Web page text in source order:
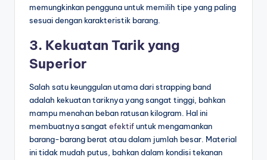
memungkinkan pengguna untuk memilih tipe yang paling
sesuai dengan karakteristik barang.
3. Kekuatan Tarik yang
Superior
Salah satu keunggulan utama dari strapping band
adalah kekuatan tariknya yang sangat tinggi, bahkan
mampu menahan beban ratusan kilogram. Hal ini
membuatnya sangat efektifuntuk mengamankan
barang-barang berat atau dalam jumlah besar. Material
ini tidak mudah putus, bahkan dalam kondisi tekanan